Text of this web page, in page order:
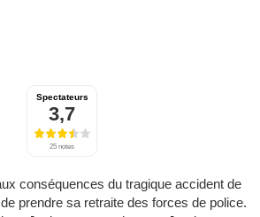
Spectateurs
3,7
25 notes
conséquences du tragique accident de
prendre sa retraite des forces de police.